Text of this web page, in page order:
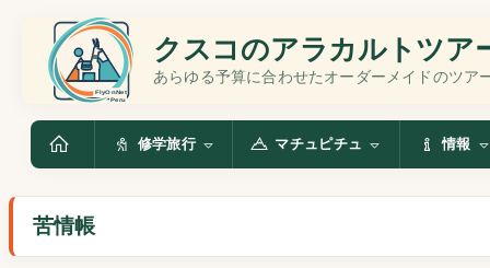
クスコのアラカルトツア
あらゆる予算に合わせたオーダーメイドのツア
修学旅行 マチュピチュ 情報
苦情帳